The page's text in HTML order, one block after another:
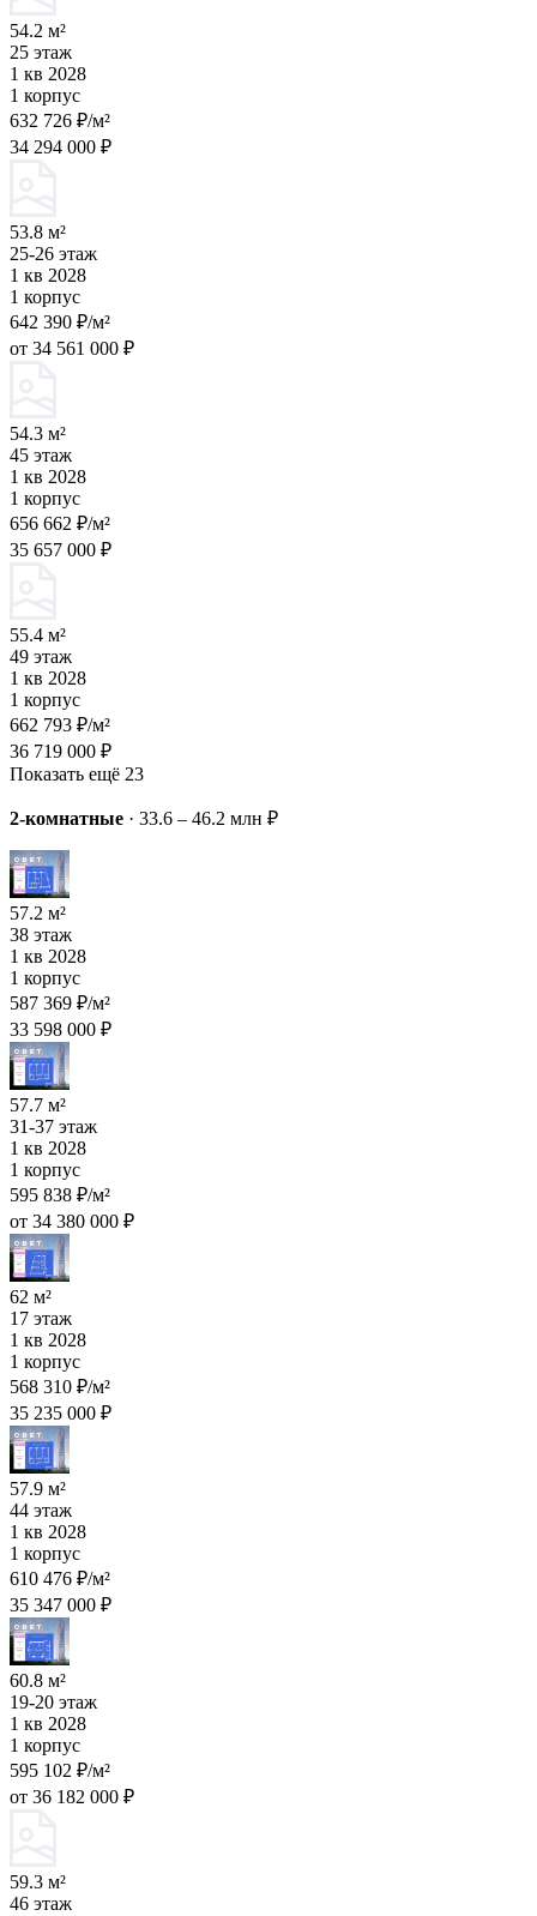
54.2 м²
25 этаж
1 кв 2028
1 корпус
632 726 ₽/м²
34 294 000 ₽
53.8 м²
25-26 этаж
1 кв 2028
1 корпус
642 390 ₽/м²
от 34 561 000 ₽
54.3 м²
45 этаж
1 кв 2028
1 корпус
656 662 ₽/м²
35 657 000 ₽
55.4 м²
49 этаж
1 кв 2028
1 корпус
662 793 ₽/м²
36 719 000 ₽
Показать ещё 23
2-комнатные · 33.6 – 46.2 млн ₽
57.2 м²
38 этаж
1 кв 2028
1 корпус
587 369 ₽/м²
33 598 000 ₽
57.7 м²
31-37 этаж
1 кв 2028
1 корпус
595 838 ₽/м²
от 34 380 000 ₽
62 м²
17 этаж
1 кв 2028
1 корпус
568 310 ₽/м²
35 235 000 ₽
57.9 м²
44 этаж
1 кв 2028
1 корпус
610 476 ₽/м²
35 347 000 ₽
60.8 м²
19-20 этаж
1 кв 2028
1 корпус
595 102 ₽/м²
от 36 182 000 ₽
59.3 м²
46 этаж